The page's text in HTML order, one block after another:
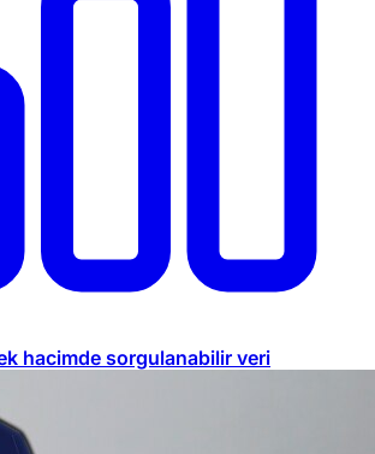
hacimde sorgulanabilir veri